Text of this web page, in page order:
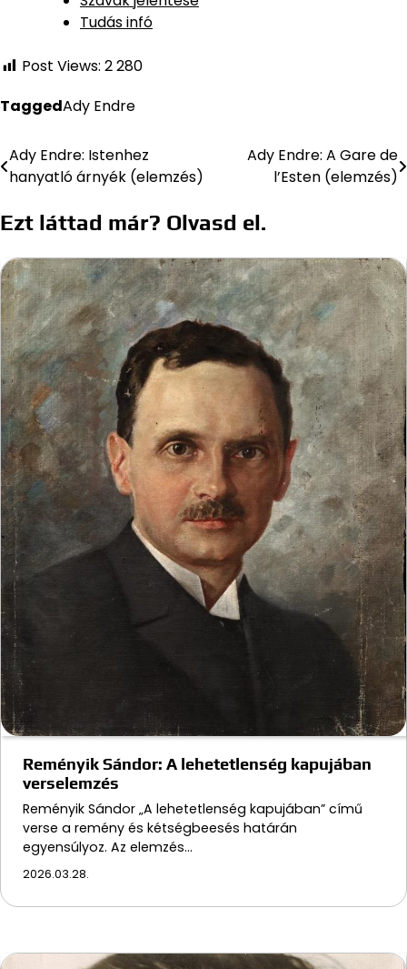
Tudás infó
Post Views: 2 280
TaggedAdy Endre
Bejegyzés
navigáció
Ady Endre: Istenhez
hanyatló árnyék (elemzés)
Ady Endre: A Gare de
l’Esten (elemzés)
Ezt láttad már? Olvasd el.
Reményik Sándor: A lehetetlenség kapujában
verselemzés
Reményik Sándor „A lehetetlenség kapujában” című
verse a remény és kétségbeesés határán
egyensúlyoz. Az elemzés…
2026.03.28.